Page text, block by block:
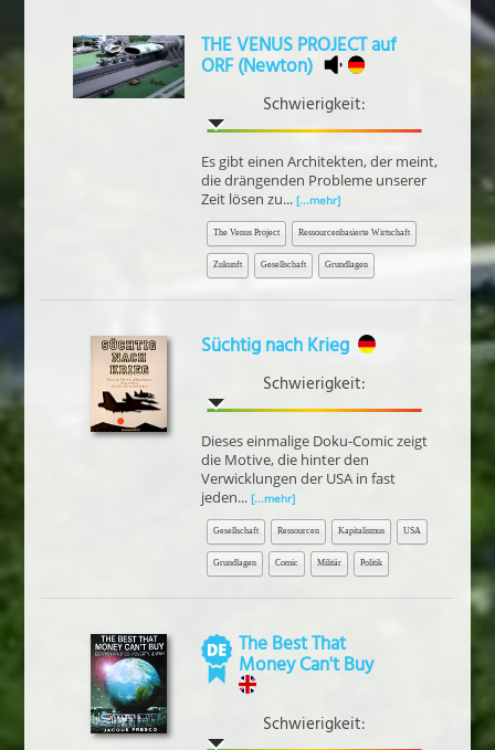
THE VENUS PROJECT auf
ORF (Newton)
Schwierigkeit:
Es gibt einen Architekten, der meint,
die drängenden Probleme unserer
Zeit lösen zu... [...mehr]
The Venus Project Ressourcenbasierte Wirtschaft
Zukunft Gesellschaft Grundlagen
Süchtig nach Krieg
Schwierigkeit:
Dieses einmalige Doku-Comic zeigt
die Motive, die hinter den
Verwicklungen der USA in fast
jeden... [...mehr]
Gesellschaft Ressourcen Kapitalismus USA
Grundlagen Comic Militär Politik
The Best That
Money Can't Buy
Schwierigkeit: